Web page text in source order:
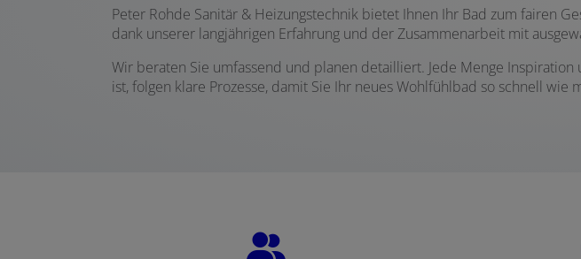
Peter Rohde Sanitär & Heizungstechnik bietet Ihnen Ihr Bad zum fairen
dank unserer langjährigen Erfahrung und der Zusammenarbeit mit
Wir beraten Sie umfassend und planen detailliert. Jede Menge
ist, folgen klare Prozesse, damit Sie Ihr neues Wohlfühlbad so schnell wie